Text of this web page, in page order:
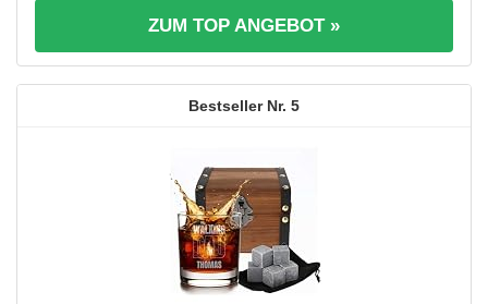
ZUM TOP ANGEBOT »
5